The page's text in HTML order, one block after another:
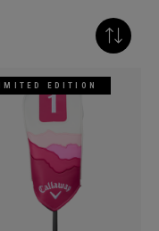
EDITION